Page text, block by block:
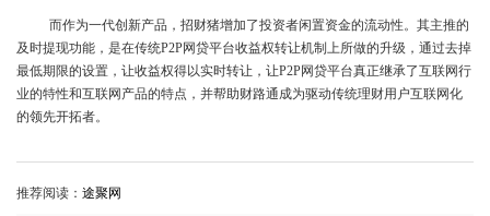
而作为一代创新产品，招财猪增加了投资者闲置资金的流动性。其主推的
及时提现功能，是在传统P2P网贷平台收益权转让机制上所做的升级，通过去掉
最低期限的设置，让收益权得以实时转让，让P2P网贷平台真正继承了互联网行
业的特性和互联网产品的特点，并帮助财路通成为驱动传统理财用户互联网化
的领先开拓者。
推荐阅读： 途聚网